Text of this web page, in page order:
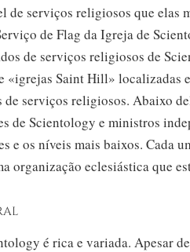
de serviços religiosos que elas
de Flag da Igreja de
de serviços religiosos de
«igrejas Saint Hill» localizadas
serviços religiosos. Abaixo
de Scientology e ministros
e os níveis mais baixos. Cada
organização eclesiástica que
é rica e variada. Apesar